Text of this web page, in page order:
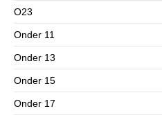
O23
Onder 11
Onder 13
Onder 15
Onder 17